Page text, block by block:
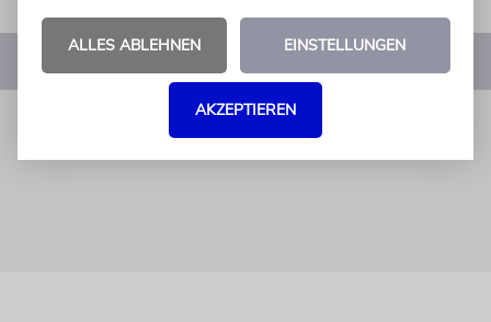
ALLES ABLEHNEN EINSTELLUNGEN
AKZEPTIEREN